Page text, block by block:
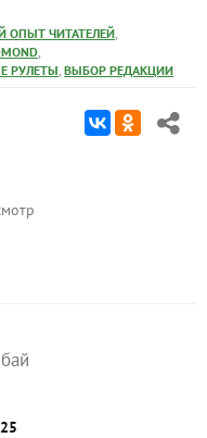
ОПЫТ ЧИТАТЕЛЕЙ,
,
РУЛЕТЫ, ВЫБОР РЕДАКЦИИ